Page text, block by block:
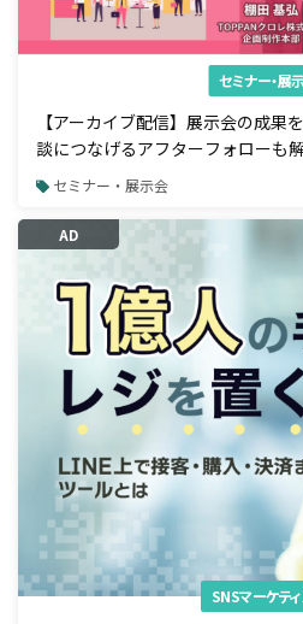
セミナー・展
【アーカイブ配信】展示会の成果
談につなげるアフターフォローも
セミナー・展示会
AD
SNSマーケテ